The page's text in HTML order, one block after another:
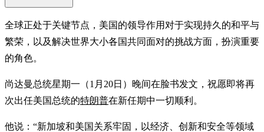
全球正处于关键节点，美国的领导作用对于实现持久的和平与
繁荣，以及解决世界大小各国共同面对的挑战方面，扮演重要
的角色。
尚达曼总统星期一（1月20日）晚间在脸书发文，祝愿即将再
次出任美国总统的特朗普在新任期中一切顺利。
他说：“新加坡和美国关系牢固，以经济、创新和安全等领域